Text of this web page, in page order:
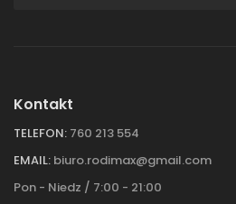
Kontakt
TELEFON: 760 213 554
EMAIL: biuro.rodimax@gmail.com
Pon - Niedz / 7:00 - 21:00